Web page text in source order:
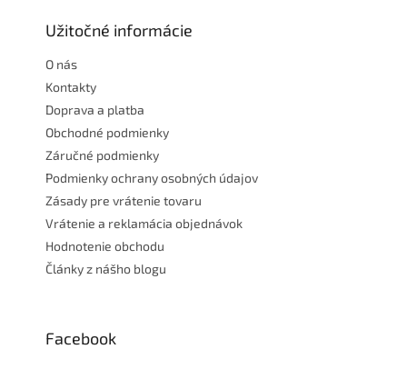
Užitočné informácie
O nás
Kontakty
Doprava a platba
Obchodné podmienky
Záručné podmienky
Podmienky ochrany osobných údajov
Zásady pre vrátenie tovaru
Vrátenie a reklamácia objednávok
Hodnotenie obchodu
Články z nášho blogu
Facebook